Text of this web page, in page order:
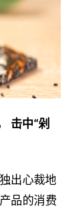
击中“剁
出心裁地
品的消费